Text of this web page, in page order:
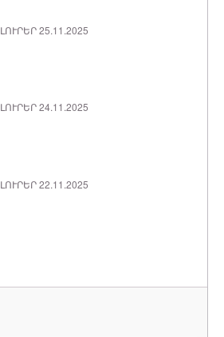
ԼՈՒՐԵՐ 25.11.2025
ԼՈՒՐԵՐ 24.11.2025
ԼՈՒՐԵՐ 22.11.2025